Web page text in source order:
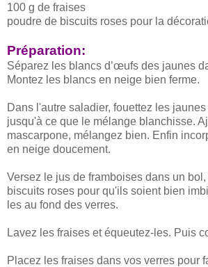
100 g de fraises
poudre de biscuits roses pour la
Préparation:
Séparez les blancs d’œufs des jaunes
Montez les blancs en neige bien ferme.
Dans l'autre saladier, fouettez les
jusqu'à ce que le mélange blanchisse.
mascarpone, mélangez bien. Enfin
en neige doucement.
Versez le jus de framboises dans un
biscuits roses pour qu'ils soient bien
les au fond des verres.
Lavez les fraises et équeutez-les. Puis
Placez les fraises dans vos verres pour